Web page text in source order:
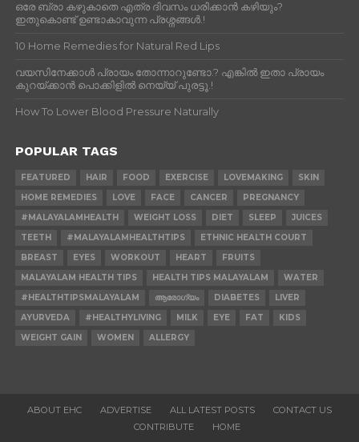
ഒരേ ബ്രാ കഴുകാതെ എത്ര ദിവസം ധരിക്കാൻ കഴിയും?
ഇതുകൊണ്ട് ഉണ്ടാകാവുന്ന പ്രശ്നങ്ങൾ.!
10 Home Remedies for Natural Red Lips
വയസിനേക്കാൾ പ്രായം തോന്നാറുണ്ടോ.? എങ്കിൽ ഇതാ പ്രായം
കുറയ്ക്കാന്‍ പൊക്കിളില്‍ നെയ്യ് പുരട്ടൂ.!
How To Lower Blood Pressure Naturally
POPULAR TAGS
FEATURED HAIR FOOD EXERCISE LOVEMAKING
SKIN
HOME REMEDIES
LOVE FACE CANCER
PREGNANCY
#MALAYALAMHEALTH
WEIGHT LOSS DIET SLEEP
JUICES
TEETH
#MALAYALAMHEALTHTIPS
ETHNIC HEALTH COURT
BREAST
EYES WORKOUT HEART
FRUITS
MALAYALAM HEALTH TIPS
HEALTH TIPS MALAYALAM
WATER
#HEALTHTIPSMALAYALAM
ആരോഗ്യം DIABETES
LIVER
AYURVEDA
#HEALTHYLIVING MILK EYE FAT
KIDS
WEIGHT GAIN
WOMEN ALLERGY
ABOUT EHC ADVERTISE ALL LATEST POSTS
CONTACT US
CONTRIBUTE
HOME